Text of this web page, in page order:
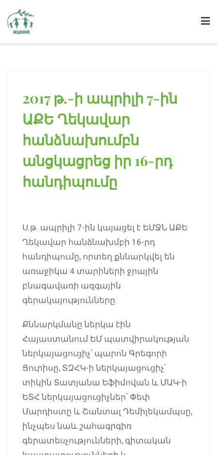
2017 թ.-ի ապրիլի 7-ին
ԱՔԵ Ղեկավար
հանձնախումբն
անցկացրեց իր 16-րդ
հանդիպումը
Ս.թ. ապրիլի 7-ին կայացել է ԵՄՋՆ ԱՔԵ
Ղեկավար հանձնախմբի 16-րդ
հանդիպումը, որտեղ քննարկվել են
առաջիկա 4 տարիների ջրային
բնագավառի ազգային
գերակայությունները:
Քննարկմանը ներկա էին
Հայաստանում ԵՄ պատվիրակության
ներկայացուցիչ՝ պարոն Գրեգորի
Ցուրիսը, ՏԶՀԿ-ի ներկայացուցիչ՝
տիկին Տատյանա Եֆիմովան և ՄԱԿ-ի
ԵՏՀ ներկայացուցիչներ՝ Փեփ
Մարդիստը և Շանտալ Դեմիլեկամպսը,
ինչպես նաև շահագրգիռ
գերատեսչությունների, գիտական